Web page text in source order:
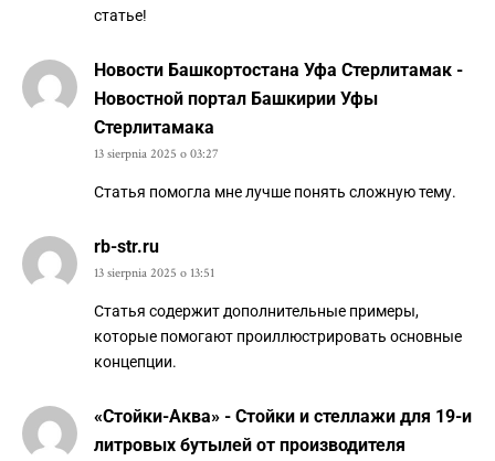
статье!
Новости Башкортостана Уфа Стерлитамак -
Новостной портал Башкирии Уфы
Стерлитамака
13 sierpnia 2025 o 03:27
Статья помогла мне лучше понять сложную тему.
rb-str.ru
13 sierpnia 2025 o 13:51
Статья содержит дополнительные примеры,
которые помогают проиллюстрировать основные
концепции.
«Стойки-Аква» - Стойки и стеллажи для 19-и
литровых бутылей от производителя